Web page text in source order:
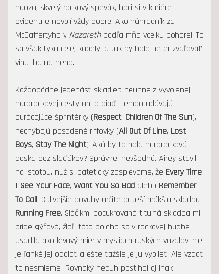
naozaj skvelý rockový spevák, hoci si v kariére
evidentne nevolí vždy dobre. Ako náhradník za
McCaffertyho v Nazarethpodľa mňa vcelku pohorel. To
sa však týka celej kapely, a tak by bolo nefér zvaľovať
vinu iba na neho.
Každopádne jedenásť skladieb neuhne z vyvolenej
hardrockovej cesty ani o piaď. Tempo udávajú
burácajúce šprintérky (Respect, Children Of The Sun),
nechýbajú posadené riffovky (All Out Of Line, Lost
Boys, Stay The Night). Aká by to bola hardrocková
doska bez slaďákov? Správne, nevšedná. Airey stavil
na istotou, nuž si pateticky zaspievame, že Every Time
I See Your Face, Want You So Badalebo Remember
To Call. Citlivejšie povahy určite poteší mäkšia skladba
Running Free. Sláčikmi pocukrovaná titulná skladba mi
príde gýčová, žiaľ, táto poloha sa v rockovej hudbe
usadila ako krvavý mier v mysliach ruských vazalov, nie
je ľahké jej odolať a ešte ťažšie je ju vyplieť. Ale vzdať
to nesmieme! Rovnaký neduh postihol aj inak